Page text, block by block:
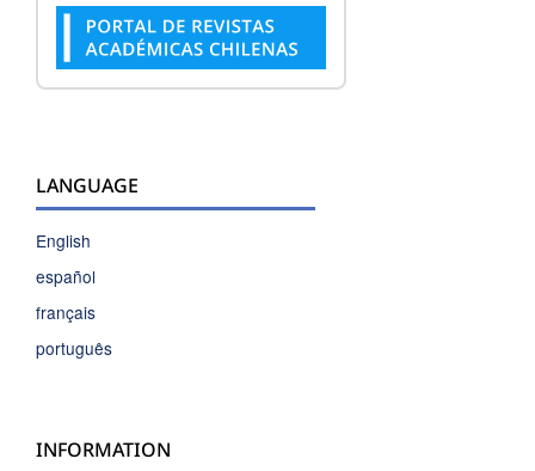
LANGUAGE
English
español
français
português
INFORMATION